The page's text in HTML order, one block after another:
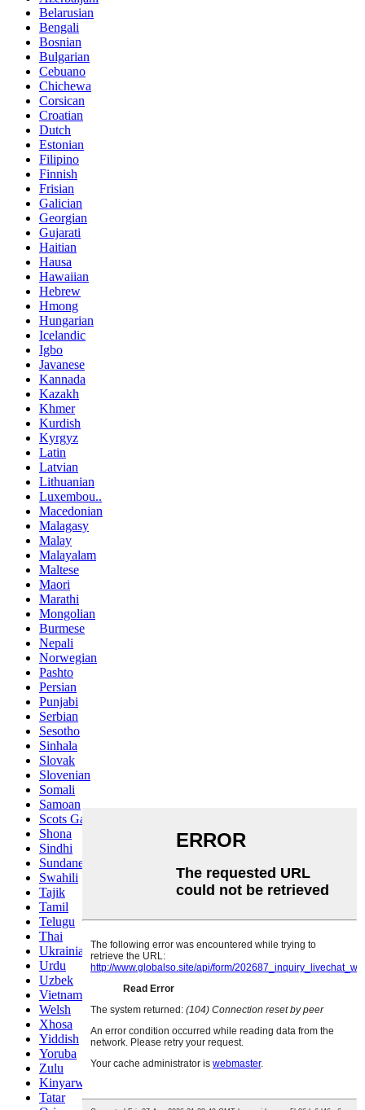
Belarusian
Bengali
Bosnian
Bulgarian
Cebuano
Chichewa
Corsican
Croatian
Dutch
Estonian
Filipino
Finnish
Frisian
Galician
Georgian
Gujarati
Haitian
Hausa
Hawaiian
Hebrew
Hmong
Hungarian
Icelandic
Igbo
Javanese
Kannada
Kazakh
Khmer
Kurdish
Kyrgyz
Latin
Latvian
Lithuanian
Luxembou..
Macedonian
Malagasy
Malay
Malayalam
Maltese
Maori
Marathi
Mongolian
Burmese
Nepali
Norwegian
Pashto
Persian
Punjabi
Serbian
Sesotho
Sinhala
Slovak
Slovenian
Somali
Samoan
Scots Gaelic
Shona
Sindhi
Sundanese
Swahili
Tajik
Tamil
Telugu
Thai
Ukrainian
Urdu
Uzbek
Vietnamese
Welsh
Xhosa
Yiddish
Yoruba
Zulu
Kinyarwanda
Tatar